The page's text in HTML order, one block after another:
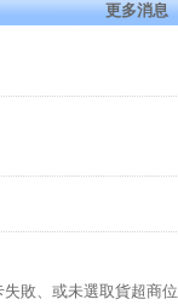
更多消息
敗、或未選取貨超商位